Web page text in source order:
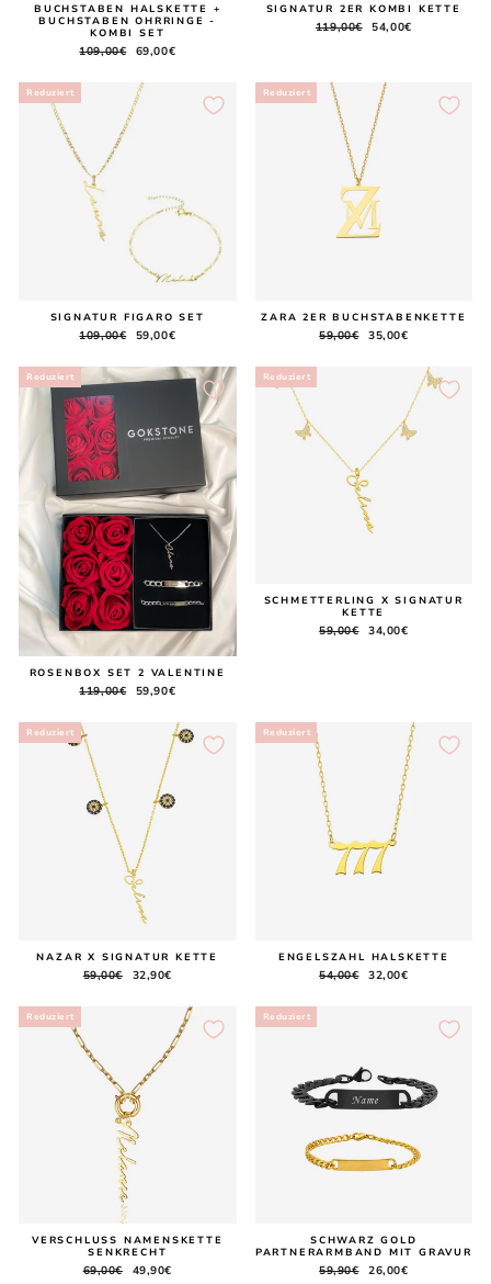
BUCHSTABEN HALSKETTE +
BUCHSTABEN OHRRINGE -
KOMBI SET
Normaler
109,00€ Sonderpreis
69,00€
SIGNATUR 2ER KOMBI KETTE
Normaler
119,00€ Sonderpreis
54,00€
Reduziert
SIGNATUR FIGARO SET
Normaler
109,00€ Sonderpreis
59,00€
Reduziert
ZARA 2ER BUCHSTABENKETTE
Normaler
59,00€ Sonderpreis
35,00€
Reduziert
ROSENBOX SET 2 VALENTINE
Normaler
119,00€ Sonderpreis
59,90€
Reduziert
SCHMETTERLING X SIGNATUR
KETTE
Normaler
59,00€ Sonderpreis
34,00€
Reduziert
NAZAR X SIGNATUR KETTE
Normaler
59,00€ Sonderpreis
32,90€
Reduziert
ENGELSZAHL HALSKETTE
Normaler
54,00€ Sonderpreis
32,00€
Reduziert
VERSCHLUSS NAMENSKETTE
SENKRECHT
Normaler
69,00€ Sonderpreis
49,90€
Reduziert
SCHWARZ GOLD
PARTNERARMBAND MIT GRAVUR
Normaler
59,90€ Sonderpreis
26,00€